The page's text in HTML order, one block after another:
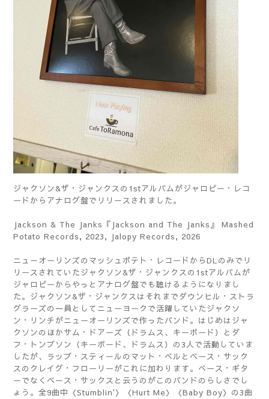
ジャクソン&ザ・ジャンクスの1stアルバムがジャロピー・レコ
ードからアナログ盤でリリースされました。
Jackson & The Janks『Jackson and The Janks』 Mashed
Potato Records, 2023, Jalopy Records, 2026
ニューオーリンズのマッシュポテト・レコードからDLのみでリ
リースされていたジャクソン&ザ・ジャンクスの1stアルバムが
ジャロピーからやっとアナログ盤でも聴けるようになりまし
た。ジャクソン&ザ・ジャンクスはそれまでダウンヒル・ストラ
グラーズの一員としてニューヨークで活躍していたジャクソ
ン・リンチがニューオーリンズで作ったバンド。はじめはジャ
クソンのほかサム・ドアーズ（ドラムス、キーボード）とダ
フ・トンプソン（キーボード、ドラムス）の3人で活動していま
したが、ラップ・スティールのマット・ベルとベース・サック
スのクレイグ・フローリーがこれに加わります。ベース・ギタ
ーでなくベース・サックスと云うのがこのバンドのらしさでし
ょう。全9曲中〈Stumblin'〉〈Hurt Me〉〈Baby Boy〉の3曲